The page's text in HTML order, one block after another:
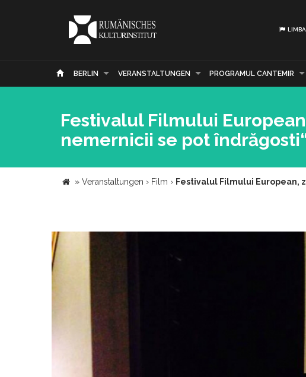
LIMBA
BERLIN VERANSTALTUNGEN PROGRAMUL CANTEMIR
Festivalul Filmului
nemernicii se pot
» Veranstaltungen › Film › Festivalul Filmului European,